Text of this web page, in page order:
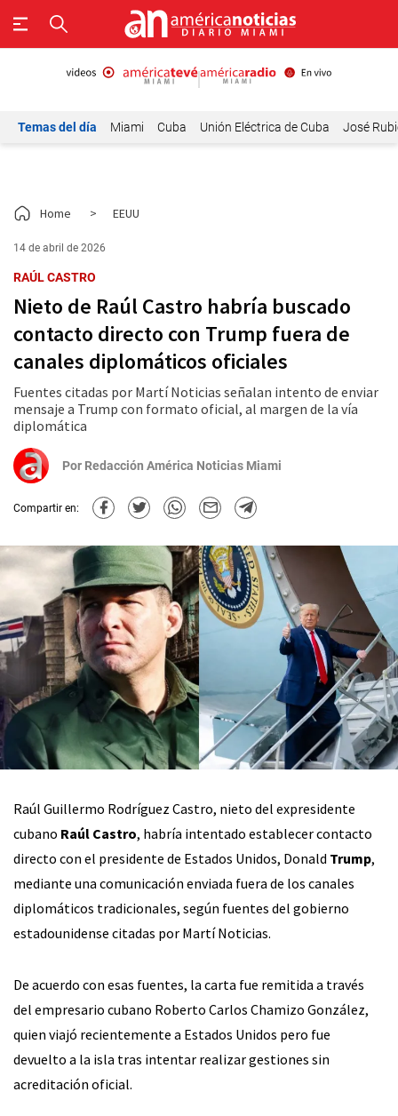
Temas del día Miami Cuba Unión Eléctrica de Cuba José
Home > EEUU
14 de abril de 2026
RAÚL CASTRO
Nieto de Raúl Castro habría buscado
contacto directo con Trump fuera de
canales diplomáticos oficiales
Fuentes citadas por Martí Noticias señalan intento de enviar
mensaje a Trump con formato oficial, al margen de la vía
diplomática
Por Redacción América Noticias Miami
Compartir en:
Raúl Guillermo Rodríguez Castro, nieto del expresidente
cubano Raúl Castro, habría intentado establecer contacto
directo con el presidente de Estados Unidos, Donald Trump,
mediante una comunicación enviada fuera de los canales
diplomáticos tradicionales, según fuentes del gobierno
estadounidense citadas por Martí Noticias.
De acuerdo con esas fuentes, la carta fue remitida a través
del empresario cubano Roberto Carlos Chamizo González,
quien viajó recientemente a Estados Unidos pero fue
devuelto a la isla tras intentar realizar gestiones sin
acreditación oficial.